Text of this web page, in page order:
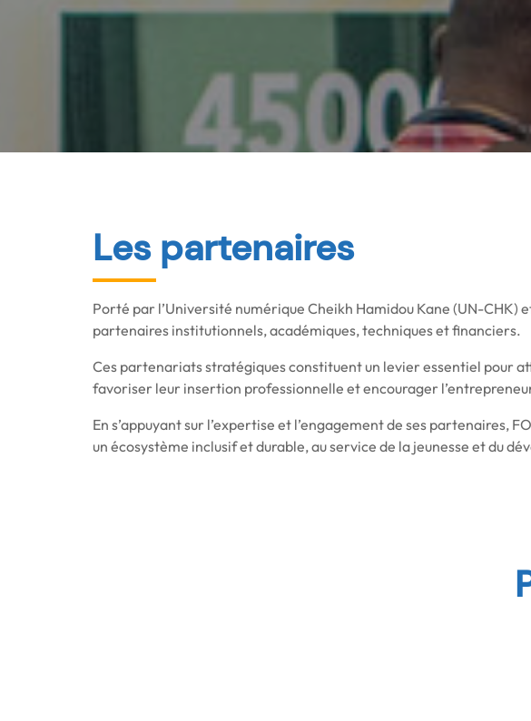
Les partenaires
Porté par l’Université numérique Cheikh Hamidou Kane (UN-
partenaires institutionnels, académiques, techniques et financiers.
Ces partenariats stratégiques constituent un levier essentiel pour
favoriser leur insertion professionnelle et encourager
En s’appuyant sur l’expertise et l’engagement de ses partenaires,
un écosystème inclusif et durable, au service de la jeunesse et du